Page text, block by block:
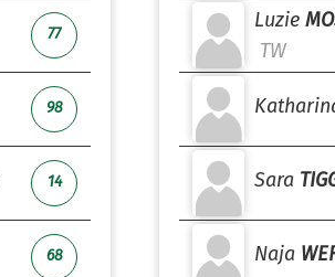
77
98
14
68
Luzie
TW
Sara
Naja